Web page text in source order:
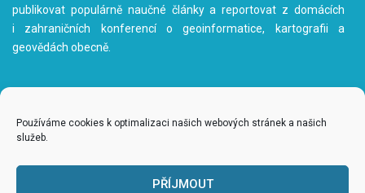
Používáme cookies k optimalizaci našich webových stránek a našich
služeb.
PŘÍJMOUT
publikovat populárně naučné články a reportovat z domácích
i zahraničních konferencí o geoinformatice, kartografii a
geovědách obecně.